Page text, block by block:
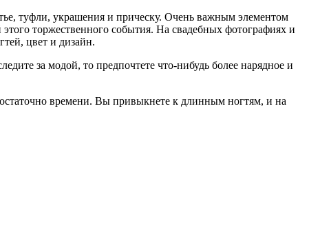
туфли, украшения и прическу. Очень важным элементом
торжественного события. На свадебных фотографиях и
цвет и дизайн.
за модой, то предпочтете что-нибудь более нарядное и
времени. Вы привыкнете к длинным ногтям, и на